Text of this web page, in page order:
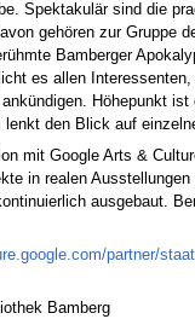
Spektakulär sind die
gehören zur Gruppe
Bamberger
es allen
Höhepunkt
lenkt den Blick auf
mit Google Arts &
in realen
ausgebaut.
partner/
Bamberg